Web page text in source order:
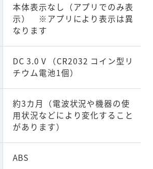
本体表示なし（アプリでのみ表
示） ※アプリにより表示は異
なります
DC 3.0 V （CR2032 コイン型リ
チウム電池1個）
約3カ月（電波状況や機器の使
用状況などにより変化すること
があります）
ABS